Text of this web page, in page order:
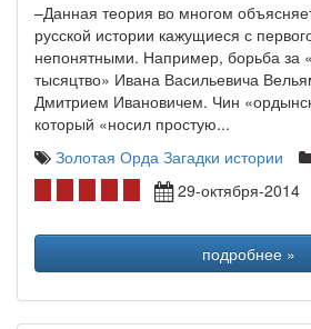
–Данная теория во многом
русской истории кажущиеся с
непонятными. Например, борьба за
тысяцтво» Ивана Васильевича
Дмитрием Ивановичем. Чин
который «носил простую...
Золотая Орда Загадки истории
29-октября-2014
подробнее »